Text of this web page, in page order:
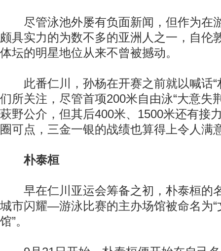
尽管泳池外屡有负面新闻，但作为在
颇具实力的为数不多的亚洲人之一，自伦
体坛的明星地位从来不曾被撼动。
此番仁川，孙杨在开赛之前就以喊话“
们所关注，尽管首项200米自由泳“大意失
萩野公介，但其后400米、1500米还有接
圈可点，三金一银的战绩也算得上令人满
朴泰桓
早在仁川亚运会筹备之初，朴泰桓的
城市闪耀—游泳比赛的主办场馆被命名为“
馆”。